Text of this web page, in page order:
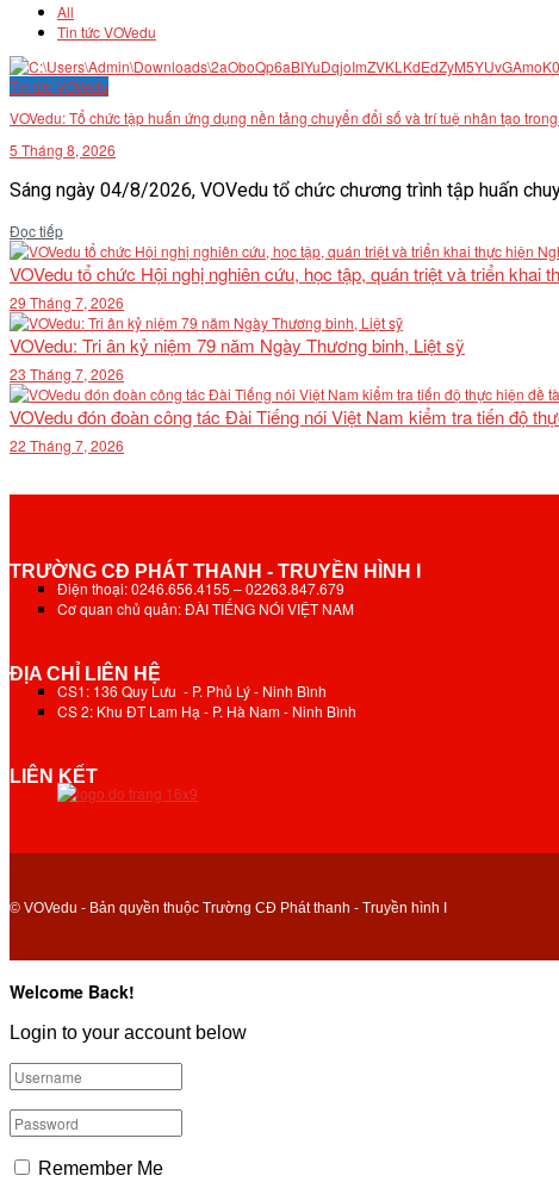
All
Tin tức VOVedu
Tin tức VOVedu
VOVedu: Tổ chức tập huấn ứng dụng nền tảng chuyển đổi số và trí tuệ nhân tạo
5 Tháng 8, 2026
Sáng ngày 04/8/2026, VOVedu tổ chức chương trình tập huấn
Đọc tiếpDetails
VOVedu tổ chức Hội nghị nghiên cứu, học tập, quán triệt và triển
29 Tháng 7, 2026
VOVedu: Tri ân kỷ niệm 79 năm Ngày Thương binh, Liệt sỹ
23 Tháng 7, 2026
VOVedu đón đoàn công tác Đài Tiếng nói Việt Nam kiểm tra tiến độ
22 Tháng 7, 2026
TRƯỜNG CĐ PHÁT THANH - TRUYỀN HÌNH I
Điện thoại: 0246.656.4155 – 02263.847.679
Cơ quan chủ quản: ĐÀI TIẾNG NÓI VIỆT NAM
ĐỊA CHỈ LIÊN HỆ
CS1: 136 Quy Lưu - P. Phủ Lý - Ninh Bình
CS 2: Khu ĐT Lam Hạ - P. Hà Nam - Ninh Bình
LIÊN KẾT
© VOVedu - Bản quyền thuộc Trường CĐ Phát thanh - Truyền hình I
Welcome Back!
Login to your account below
Remember Me